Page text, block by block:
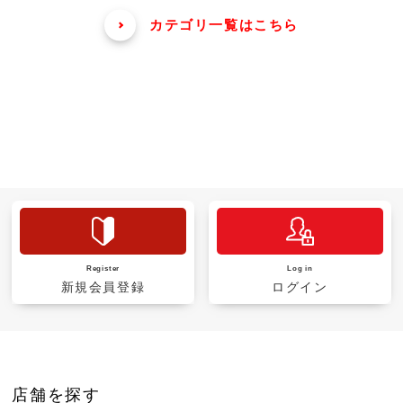
カテゴリ一覧はこちら
Register
新規会員登録
Log in
ログイン
店舗を探す